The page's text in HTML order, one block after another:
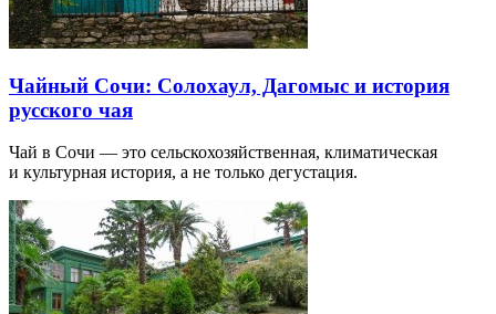
Чайный Сочи: Солохаул, Дагомыс и история
русского чая
Чай в Сочи — это сельскохозяйственная, климатическая
и культурная история, а не только дегустация.